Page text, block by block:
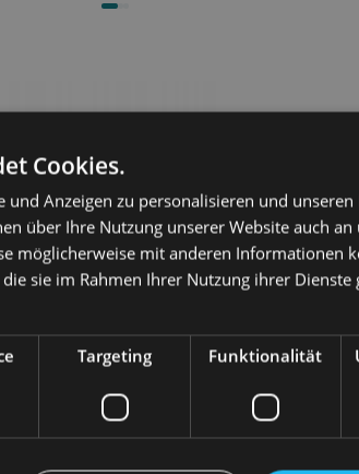
HILTON Hühnerkeule 500g
HOLISTA
Katze 200g
7,10
Cookies.
Anzeigen zu personalisieren und
über Ihre Nutzung unserer Website auch an
möglicherweise mit anderen Informationen
sie im Rahmen Ihrer Nutzung ihrer Dienste
Targeting Funktionalität